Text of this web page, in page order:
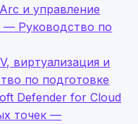
и управление
— Руководство по
виртуализация и
по подготовке
Defender for Cloud
точек —